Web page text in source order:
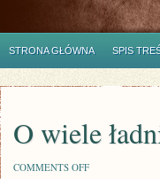
STRONA GŁÓWNA SPIS
O wiele
COMMENTS OFFON